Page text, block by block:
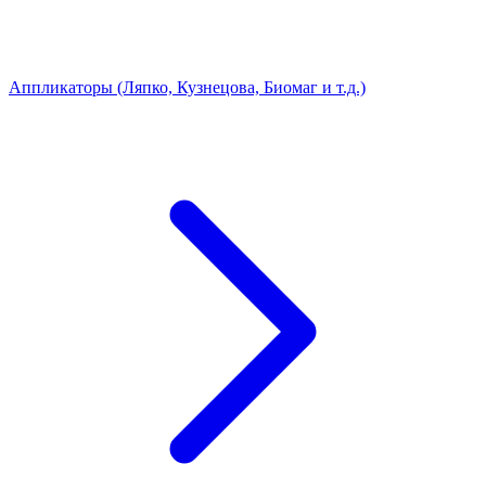
Аппликаторы (Ляпко, Кузнецова, Биомаг и т.д.)